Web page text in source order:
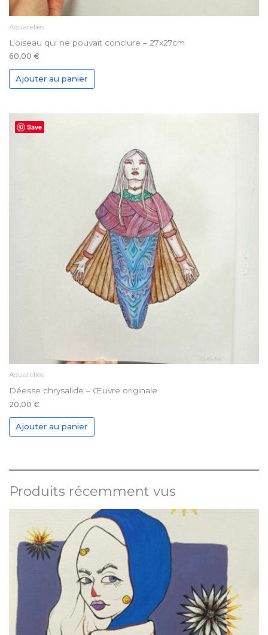
Aquarelles
L’oiseau qui ne pouvait conclure – 27x27cm
60,00 €
Ajouter au panier
Save
Aquarelles
Déesse chrysalide – Œuvre originale
20,00 €
Ajouter au panier
Produits récemment vus